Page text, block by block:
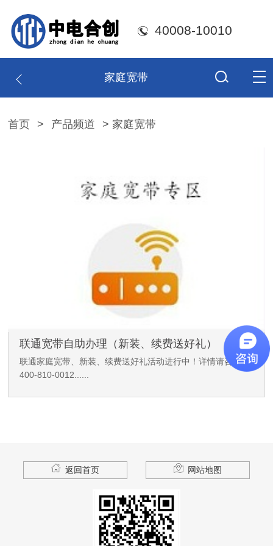
40008-10010
家庭宽带
首页 > 产品频道 > 家庭宽带
联通宽带自助办理（新装、续费送好礼）
联通家庭宽带、新装、续费送好礼活动进行中！详情请咨询
400-810-0012......
返回首页 网站地图